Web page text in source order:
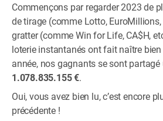
Commençons par regarder 2023 de
de tirage (comme Lotto,
gratter (comme Win for Life, CA$H,
loterie instantanés ont fait naître
année, nos gagnants se sont
1.078.835.155 €.
Oui, vous avez bien lu, c’est encore
précédente !